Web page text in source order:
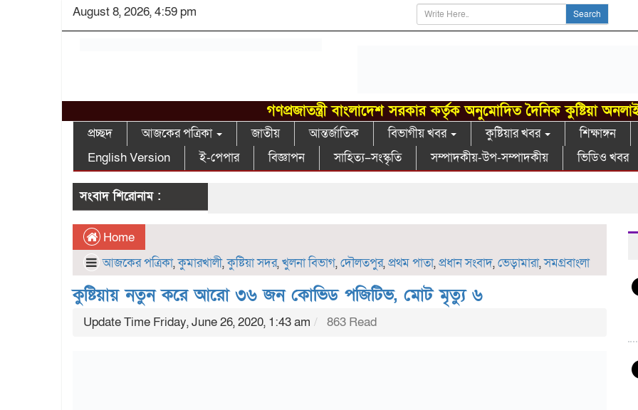
August 8, 2026, 4:59 pm Search
গণপ্রজাতন্ত্রী বাংলাদেশ সরকার কর্তৃক অনুমোদিত দৈনিক কুষ্টিয়া
প্রচ্ছদ আজকের পত্রিকা জাতীয় আন্তর্জাতিক বিভাগীয় খবর কুষ্টিয়ার খবর শিক্ষাঙ্গন
English Version
ই-পেপার বিজ্ঞাপন সাহিত্য–সংস্কৃতি সম্পাদকীয়-উপ-সম্পাদকীয় ভিডিও খবর
সংবাদ শিরোনাম :
Home
আজকের পত্রিকা,কুমারখালী,কুষ্টিয়া সদর,খুলনা বিভাগ,দৌলতপুর,প্রথম পাতা,প্রধান সংবাদ,ভেড়ামারা,সমগ্রবাংলা
কুষ্টিয়ায় নতুন করে আরো ৩৬ জন কোভিড পজিটিভ, মোট মৃত্যু ৬
Update Time Friday, June 26, 2020, 1:43 am 863 Read